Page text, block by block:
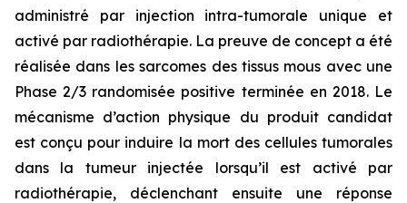
administré par injection intra-tumorale unique et
activé par radiothérapie. La preuve de concept a été
réalisée dans les sarcomes des tissus mous avec une
Phase 2/3 randomisée positive terminée en 2018. Le
mécanisme d’action physique du produit candidat
est conçu pour induire la mort des cellules tumorales
dans la tumeur injectée lorsqu’il est activé par
radiothérapie, déclenchant ensuite une réponse